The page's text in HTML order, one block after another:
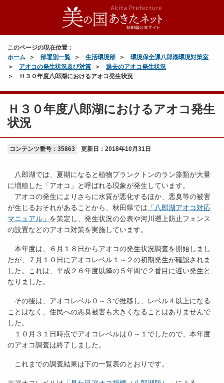
このページの現在位置：
ホーム
部署別一覧 生活環境部
環境保全課八郎湖環境対策室
アオコの発生状況及び対策
過去のアオコ発生状況
Ｈ３０年度八郎湖におけるアオコ発生状況
Ｈ３０年度八郎湖におけるアオコ発生
状況
コンテンツ番号：35863 更新日： 2018年10月31日
八郎湖では、夏期になると植物プランクトンのラン藻類が大量
に増殖した「アオコ」と呼ばれる現象が発生しています。
アオコの発生によりさらに水質が悪化するほか、悪臭等の被害
が生じるおそれがあることから、秋田県では 「八郎湖アオコ対応
マニュアル」 を策定し、発生状況の公表や河川遡上防止フェンス
の設置などのアオコ対策を実施しています。
本年度は、６月１８日からアオコの発生状況調査を開始しまし
たが、７月１０日にアオコレベル１～２の初期発生が確認されま
した。これは、平成２６年度以降の５年間で２番目に遅い発生と
なりました。
その後は、アオコレベル０～３で推移し、レベル４以上になる
ことはなく、住民への悪臭被害も大きくなることはありませんで
した。
１０月３１日時点でアオコレベルは０～１でしたので、本年度
のアオコ調査は終了しました。
これまでの調査結果は下の一覧表のとおりです。